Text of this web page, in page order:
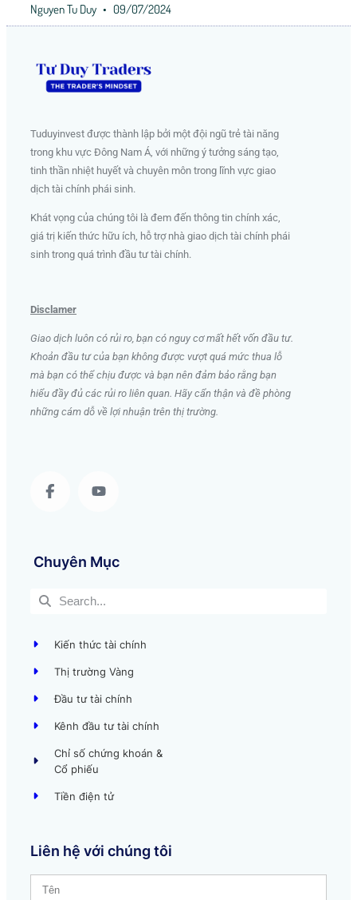
Nguyen Tu Duy 09/07/2024
Tuduyinvest được thành lập bởi một đội ngũ trẻ tài năng
trong khu vực Đông Nam Á, với những ý tưởng sáng tạo,
tinh thần nhiệt huyết và chuyên môn trong lĩnh vực giao
dịch tài chính phái sinh.
Khát vọng của chúng tôi là đem đến thông tin chính xác,
giá trị kiến thức hữu ích, hỗ trợ nhà giao dịch tài chính phái
sinh trong quá trình đầu tư tài chính.
Disclamer
Giao dịch luôn có rủi ro, bạn có nguy cơ mất hết vốn đầu tư.
Khoản đầu tư của bạn không được vượt quá mức thua lỗ
mà bạn có thể chịu được và bạn nên đảm bảo rằng bạn
hiểu đầy đủ các rủi ro liên quan. Hãy cẩn thận và đề phòng
những cám dỗ về lợi nhuận trên thị trường.
Chuyên Mục
Kiến thức tài chính
Thị trường Vàng
Đầu tư tài chính
Kênh đầu tư tài chính
Chỉ số chứng khoán &
Cổ phiếu
Tiền điện tử
Liên hệ với chúng tôi